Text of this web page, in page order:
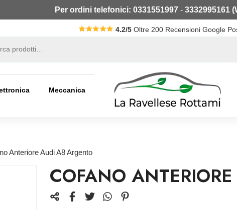
Per ordini telefonici: 0331551997 - 3332995161
4.2/5 Oltre 200 Recensioni Google
Meccanica
Anteriore Audi A8 Argento
COFANO